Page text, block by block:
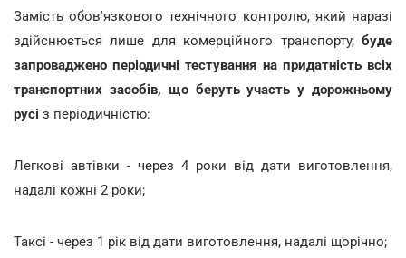
Замість обов'язкового технічного контролю, який наразі
здійснюється лише для комерційного транспорту, буде
запроваджено періодичні тестування на придатність всіх
транспортних засобів, що беруть участь у дорожньому
русі з періодичністю:
Легкові автівки - через 4 роки від дати виготовлення,
надалі кожні 2 роки;
Таксі - через 1 рік від дати виготовлення, надалі щорічно;